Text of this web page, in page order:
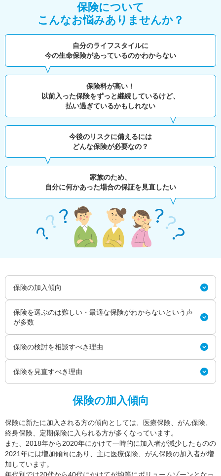
保険について
こんなお悩みありませんか？
自分のライフスタイルに
今の生命保険があっているのかわからない
保険料が高い！
以前入った保険をずっと継続しているけど、
払い過ぎているかもしれない
今後のリスクに備えるには
どんな保険が必要なの？
家族のため、
自分に何かあった場合の保証を見直したい
保険の加入傾向
保険を選ぶのは難しい・最適な保険がわからないという声
が多数
保険の検討を相談すべき理由
保険を見直すべき理由
保険の加入傾向
保険に新たに加入される方の傾向としては、医療保険、がん保険、
終身保険、定期保険に入られる方が多くなっています。
また、2018年から2020年にかけて一時的に加入者が減少したものの
2021年には増加傾向にあり、主に医療保険、がん保険の加入者が増
加しています。